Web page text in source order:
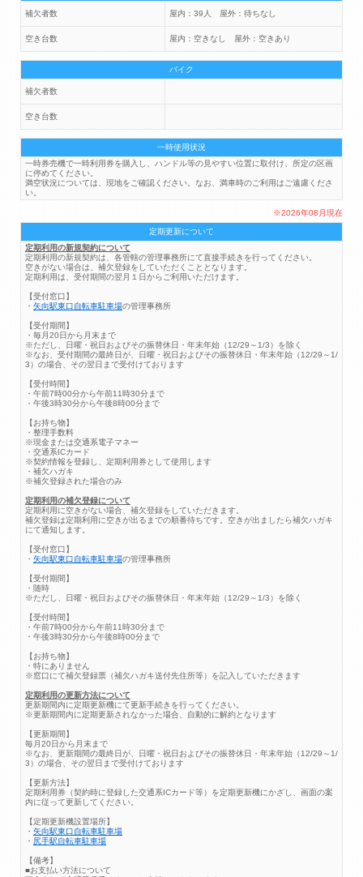
補欠者数 屋内：39人 屋外：待ちなし
空き台数 屋内：空きなし 屋外：空きあり
バイク
補欠者数
空き台数
一時使用状況
一時券売機で一時利用券を購入し、ハンドル等の見やすい位置に取付け、所定の区画
に停めてください。
満空状況については、現地をご確認ください。なお、満車時のご利用はご遠慮くださ
い。
※2026年08月現在
定期更新について
定期利用の新規契約について
定期利用の新規契約は、各管轄の管理事務所にて直接手続きを行ってください。
空きがない場合は、補欠登録をしていただくこととなります。
定期利用は、受付期間の翌月１日からご利用いただけます。
【受付窓口】
・ 矢向駅東口自転車駐車場の管理事務所
【受付期間】
・毎月20日から月末まで
※ただし、日曜・祝日およびその振替休日・年末年始（12/29～1/3）を除く
※なお、受付期間の最終日が、日曜・祝日およびその振替休日・年末年始（12/29～1/
3）の場合、その翌日まで受付けております
【受付時間】
・午前7時00分から午前11時30分まで
・午後3時30分から午後8時00分まで
【お持ち物】
・整理手数料
※現金または交通系電子マネー
・交通系ICカード
※契約情報を登録し、定期利用券として使用します
・補欠ハガキ
※補欠登録された場合のみ
定期利用の補欠登録について
定期利用に空きがない場合、補欠登録をしていただきます。
補欠登録は定期利用に空きが出るまでの順番待ちです。空きが出ましたら補欠ハガキ
にて通知します。
【受付窓口】
・ 矢向駅東口自転車駐車場の管理事務所
【受付期間】
・随時
※ただし、日曜・祝日およびその振替休日・年末年始（12/29～1/3）を除く
【受付時間】
・午前7時00分から午前11時30分まで
・午後3時30分から午後8時00分まで
【お持ち物】
・特にありません
※窓口にて補欠登録票（補欠ハガキ送付先住所等）を記入していただきます
定期利用の更新方法について
更新期間内に定期更新機にて更新手続きを行ってください。
※更新期間内に定期更新されなかった場合、自動的に解約となります
【更新期間】
毎月20日から月末まで
※なお、更新期間の最終日が、日曜・祝日およびその振替休日・年末年始（12/29～1/
3）の場合、その翌日まで受付けております
【更新方法】
定期利用券（契約時に登録した交通系ICカード等）を定期更新機にかざし、画面の案
内に従って更新してください。
【定期更新機設置場所】
・ 矢向駅東口自転車駐車場
・ 尻手駅自転車駐車場
【備考】
■お支払い方法について